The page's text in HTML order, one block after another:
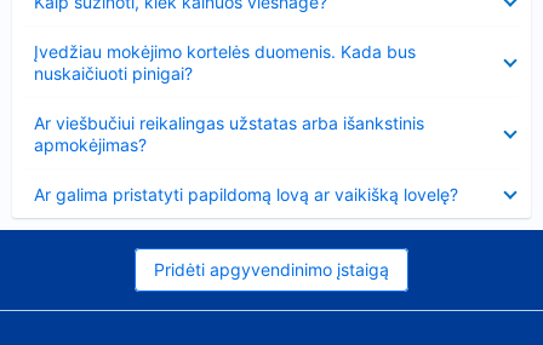
Įvedžiau mokėjimo kortelės duomenis. Kada bus
nuskaičiuoti pinigai?
Ar viešbučiui reikalingas užstatas arba išankstinis
apmokėjimas?
Ar galima pristatyti papildomą lovą ar vaikišką lovelę?
Pridėti apgyvendinimo įstaigą